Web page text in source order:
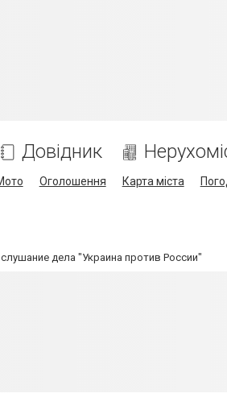
Довідник
Оголошення Карта міста
дела "Украина против России"